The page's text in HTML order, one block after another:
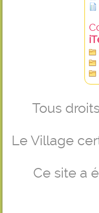
Tous
Le Village
Ce site a